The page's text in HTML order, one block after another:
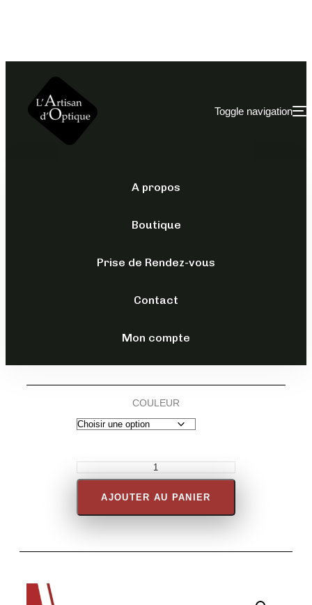
Toggle navigation
A propos
Boutique
Prise de Rendez-vous
Contact
Mon compte
189,00
COULEUR
AJOUTER AU PANIER